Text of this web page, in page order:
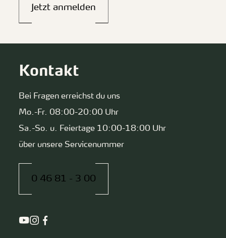
Jetzt anmelden
Kontakt
Bei Fragen erreichst du uns
Mo.-Fr. 08:00-20:00 Uhr
Sa.-So. u. Feiertage 10:00-18:00 Uhr
über unsere Servicenummer
0 46 81 - 3 00